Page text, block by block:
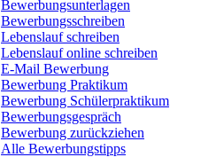
Bewerbungsunterlagen
Bewerbungsschreiben
Lebenslauf schreiben
Lebenslauf online schreiben
E-Mail Bewerbung
Bewerbung Praktikum
Bewerbung Schülerpraktikum
Bewerbungsgespräch
Bewerbung zurückziehen
Alle Bewerbungstipps